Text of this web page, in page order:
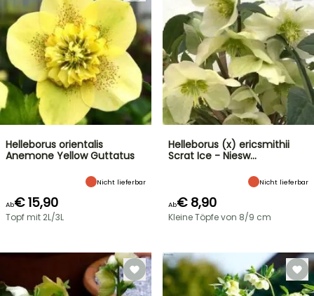
Helleborus orientalis
Anemone Yellow Guttatus
Nicht lieferbar
Ab€ 15,90
Topf mit 2L/3L
Helleborus (x) ericsmithii
Scrat Ice - Niesw…
Nicht lieferbar
Ab€ 8,90
Kleine Töpfe von 8/9 cm